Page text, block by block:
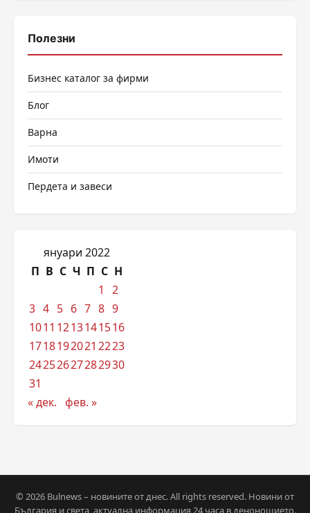
Полезни
Бизнес каталог за фирми
Блог
Варна
Имоти
Пердета и завеси
януари 2022
П В С Ч П С Н
1
2
3 4 5 6 7 8 9
1011 1213141516
1718192021 2223
24252627282930
31
« дек. фев. »
© 2026 Bulnews – новините от днес. All rights reserved. Новини от
България и света, актуална информация 24 часа в денонощието.